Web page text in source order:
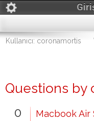
Kullanıcı: coronamortis
Questions by
0 Macbook Air